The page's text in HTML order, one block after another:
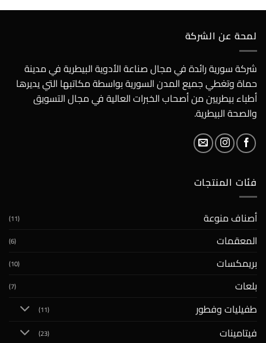
لمحة عن الشركة
شركة سورية رائدة في مجال صناعة الأدوية البيطرية في مدينة
حماة وتغطي جميع المدن السورية بواسطة مكاتبها التي يديرها
أطباء بيطريين من أصحاب الخبرات العالية في مجال التسويق
والصحة البيطرية.
فئات المنتجات
أصناف منوعة (11)
المعقمات (6)
بريمكسات (10)
بلعات (7)
طفيليات وفطور (11)
فيتامينات (23)